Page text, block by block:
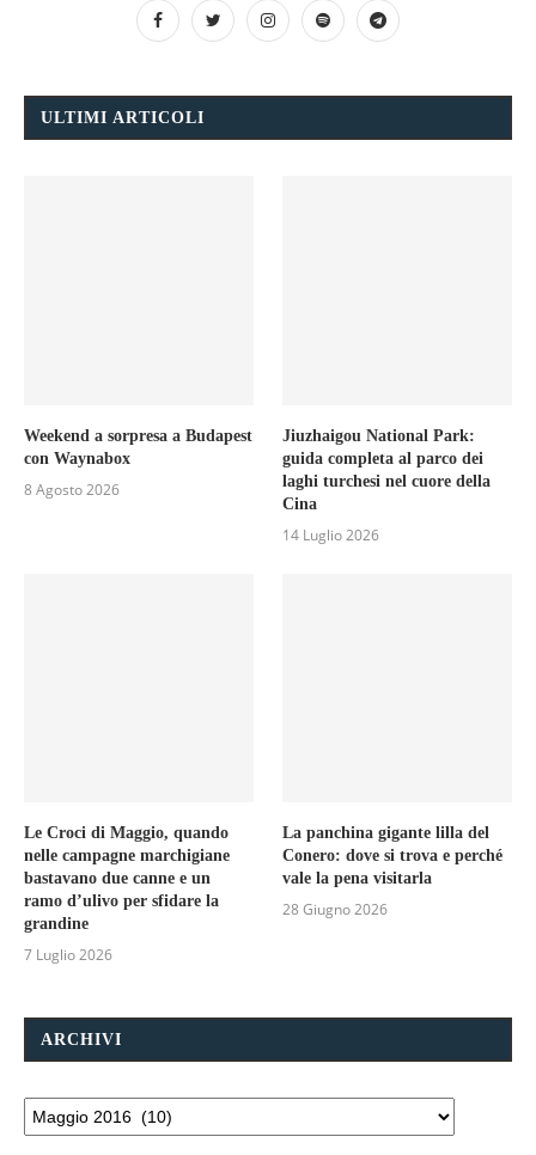
ULTIMI ARTICOLI
Weekend a sorpresa a Budapest
con Waynabox
8 Agosto 2026
Jiuzhaigou National Park:
guida completa al parco dei
laghi turchesi nel cuore della
Cina
14 Luglio 2026
Le Croci di Maggio, quando
nelle campagne marchigiane
bastavano due canne e un
ramo d’ulivo per sfidare la
grandine
7 Luglio 2026
La panchina gigante lilla del
Conero: dove si trova e perché
vale la pena visitarla
28 Giugno 2026
ARCHIVI